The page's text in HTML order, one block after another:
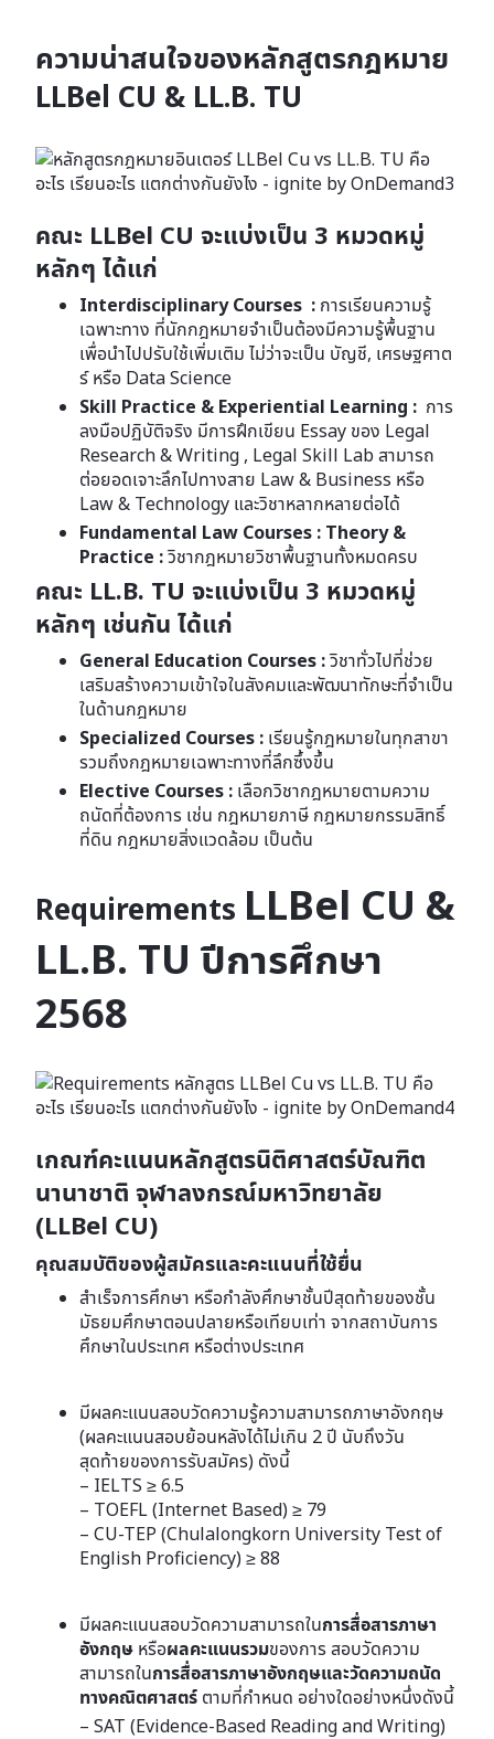
ความน่าสนใจของหลักสูตรกฎหมาย
LLBel CU & LL.B. TU
คณะ LLBel CU จะแบ่งเป็น 3 หมวดหมู่
หลักๆ ได้แก่
Interdisciplinary Courses : การเรียนความรู้
เฉพาะทาง ที่นักกฎหมายจำเป็นต้องมีความรู้พื้นฐาน
เพื่อนำไปปรับใช้เพิ่มเติม ไม่ว่าจะเป็น บัญชี, เศรษฐศาต
ร์ หรือ Data Science
Skill Practice & Experiential Learning : การ
ลงมือปฏิบัติจริง มีการฝึกเขียน Essay ของ Legal
Research & Writing , Legal Skill Lab สามารถ
ต่อยอดเจาะลึกไปทางสาย Law & Business หรือ
Law & Technology และวิชาหลากหลายต่อได้
Fundamental Law Courses : Theory &
Practice :วิชากฎหมายวิชาพื้นฐานทั้งหมดครบ
คณะ LL.B. TU จะแบ่งเป็น 3 หมวดหมู่
หลักๆ เช่นกัน ได้แก่
General Education Courses :วิชาทั่วไปที่ช่วย
เสริมสร้างความเข้าใจในสังคมและพัฒนาทักษะที่จำเป็น
ในด้านกฎหมาย
Specialized Courses : เรียนรู้กฎหมายในทุกสาขา
รวมถึงกฎหมายเฉพาะทางที่ลึกซึ้งขึ้น
Elective Courses : เลือกวิชากฎหมายตามความ
ถนัดที่ต้องการ เช่น กฎหมายภาษี กฎหมายกรรมสิทธิ์
ที่ดิน กฎหมายสิ่งแวดล้อม เป็นต้น
Requirements LLBel CU &
LL.B. TU ปีการศึกษา
2568
เกณฑ์คะแนนหลักสูตรนิติศาสตร์บัณฑิต
นานาชาติ จุฬาลงกรณ์มหาวิทยาลัย
(LLBel CU)
คุณสมบัติของผู้สมัครและคะแนนที่ใช้ยื่น
สําเร็จการศึกษา หรือกําลังศึกษาชั้นปีสุดท้ายของชั้น
มัธยมศึกษาตอนปลายหรือเทียบเท่า จากสถาบันการ
ศึกษาในประเทศ หรือต่างประเทศ
มีผลคะแนนสอบวัดความรู้ความสามารถภาษาอังกฤษ
(ผลคะแนนสอบย้อนหลังได้ไม่เกิน 2 ปี นับถึงวัน
สุดท้ายของการรับสมัคร) ดังนี้
– IELTS ≥ 6.5
– TOEFL (Internet Based)≥ 79
– CU-TEP (Chulalongkorn University Test of
English Proficiency)≥88
มีผลคะแนนสอบวัดความสามารถในการสื่อสารภาษา
อังกฤษ หรือผลคะแนนรวมของการ สอบวัดความ
สามารถในการสื่อสารภาษาอังกฤษและวัดความถนัด
ทางคณิตศาสตร์ ตามที่กําหนด อย่างใดอย่างหนึ่งดังนี้
– SAT (Evidence-Based Reading and Writing)